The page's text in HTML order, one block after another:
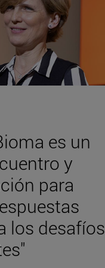
es un
y
para
los desafíos